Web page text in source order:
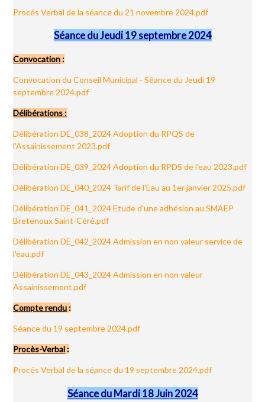
Procés Verbal de la séance du 21 novembre 2024.pdf
Séance du Jeudi 19 septembre 2024
Convocation :
Convocation du Conseil Municipal - Séance du Jeudi 19
septembre 2024.pdf
Délibérations :
Délibération DE_038_2024 Adoption du RPQS de
l'Assainissement 2023.pdf
Délibération DE_039_2024 Adoption du RPDS de l'eau 2023.pdf
Délibération DE_040_2024 Tarif de l'Eau au 1er janvier 2025.pdf
Délibération DE_041_2024 Etude d'une adhésion au SMAEP
Bretenoux Saint-Céré.pdf
Délibération DE_042_2024 Admission en non valeur service de
l'eau.pdf
Délibération DE_043_2024 Admission en non valeur
Assainissement.pdf
Compte rendu :
Séance du 19 septembre 2024.pdf
Procès-Verbal :
Procés Verbal de la séance du 19 septembre 2024.pdf
Séance du Mardi 18 Juin 2024